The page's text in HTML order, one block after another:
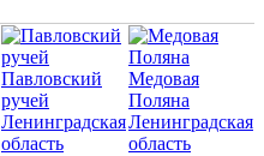
Павловский
ручей
Ленинградская
область
Медовая
Поляна
Ленинградская
область